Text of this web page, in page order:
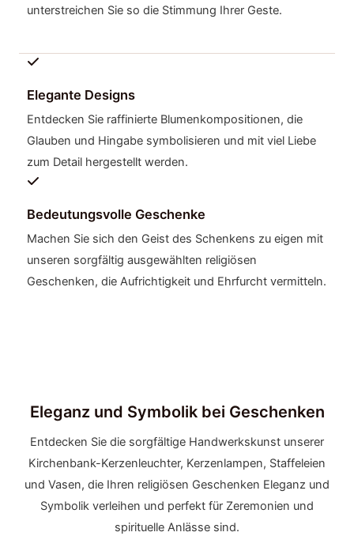
unterstreichen Sie so die Stimmung Ihrer Geste.
Elegante Designs
Entdecken Sie raffinierte Blumenkompositionen, die
Glauben und Hingabe symbolisieren und mit viel Liebe
zum Detail hergestellt werden.
Bedeutungsvolle Geschenke
Machen Sie sich den Geist des Schenkens zu eigen mit
unseren sorgfältig ausgewählten religiösen
Geschenken, die Aufrichtigkeit und Ehrfurcht vermitteln.
Eleganz und Symbolik bei Geschenken
Entdecken Sie die sorgfältige Handwerkskunst unserer
Kirchenbank-Kerzenleuchter, Kerzenlampen, Staffeleien
und Vasen, die Ihren religiösen Geschenken Eleganz und
Symbolik verleihen und perfekt für Zeremonien und
spirituelle Anlässe sind.